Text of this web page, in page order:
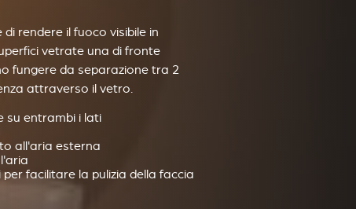
rendere il fuoco visibile in
vetrate una di fronte
fungere da separazione tra 2
attraverso il vetro.
su entrambi i lati
all'aria esterna
facilitare la pulizia della faccia